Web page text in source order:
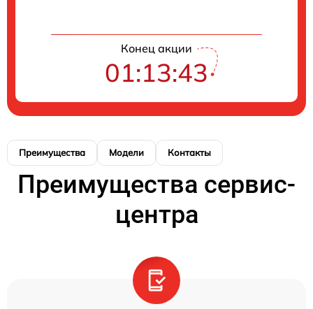
Конец акции
01:13:43
Преимущества Модели Контакты
Преимущества сервис-
центра